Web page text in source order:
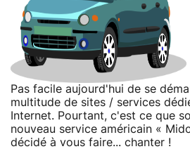
Pas facile aujourd'hui de se
multitude de sites / services
Internet. Pourtant, c'est ce que
nouveau service américain «
décidé à vous faire... chanter !